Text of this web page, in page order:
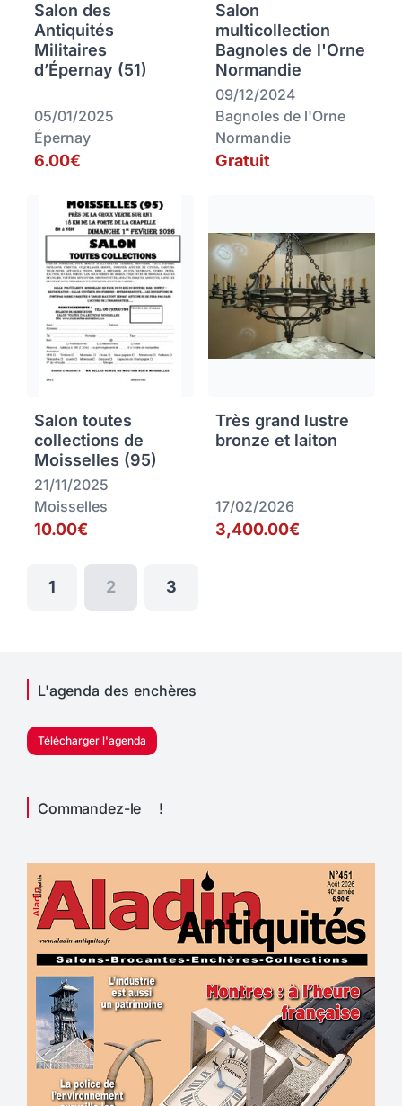
Salon des
Antiquités
Militaires
d’Épernay (51)
05/01/2025
Épernay
6.00€
Salon
multicollection
Bagnoles de l'Orne
Normandie
09/12/2024
Bagnoles de l'Orne
Normandie
Gratuit
Salon toutes
collections de
Moisselles (95)
21/11/2025
Moisselles
10.00€
Très grand lustre
bronze et laiton
17/02/2026
3,400.00€
1 2 3
L'agenda des enchères
Télécharger l'agenda
Commandez-le !